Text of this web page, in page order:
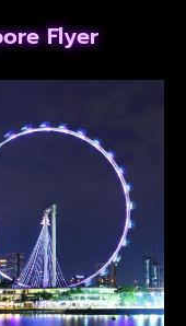
Flyer